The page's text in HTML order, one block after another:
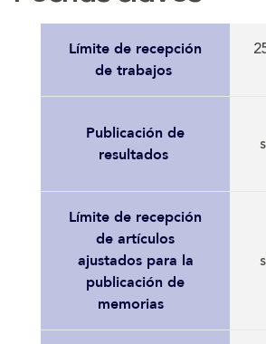
Límite de recepción
de trabajos
Publicación de
resultados
Límite de recepción
de artículos
ajustados para la
publicación de
memorias